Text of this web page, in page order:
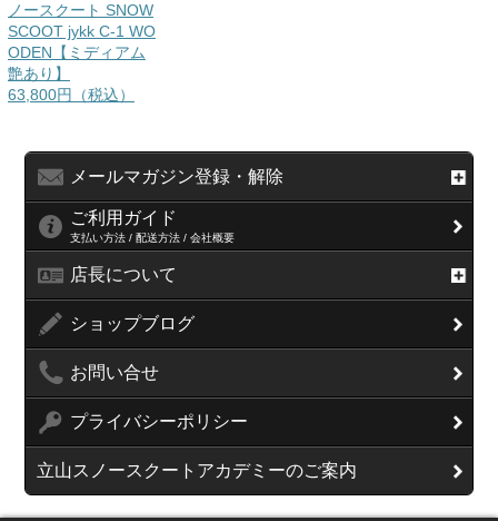
ノースクート SNOW
SCOOT jykk C-1 WO
ODEN【ミディアム
艶あり】
63,800円（税込）
メールマガジン登録・解除
ご利用ガイド
支払い方法 / 配送方法 / 会社概要
店長について
ショップブログ
お問い合せ
プライバシーポリシー
立山スノースクートアカデミーのご案内